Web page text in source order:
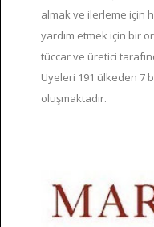
almak ve ilerleme için
yardım etmek için bir
tüccar ve üretici
Üyeleri 191 ülkeden 7
oluşmaktadır.